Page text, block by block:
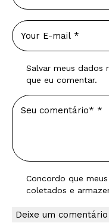
Salvar meus dados
que eu comentar.
Concordo que
coletados e